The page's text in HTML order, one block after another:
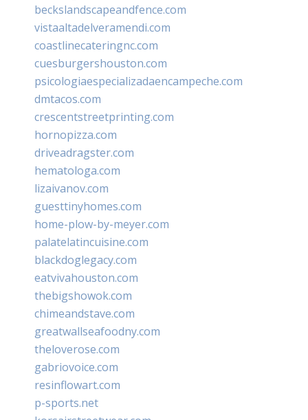
beckslandscapeandfence.com
vistaaltadelveramendi.com
coastlinecateringnc.com
cuesburgershouston.com
psicologiaespecializadaencampeche.com
dmtacos.com
crescentstreetprinting.com
hornopizza.com
driveadragster.com
hematologa.com
lizaivanov.com
guesttinyhomes.com
home-plow-by-meyer.com
palatelatincuisine.com
blackdoglegacy.com
eatvivahouston.com
thebigshowok.com
chimeandstave.com
greatwallseafoodny.com
theloverose.com
gabriovoice.com
resinflowart.com
p-sports.net